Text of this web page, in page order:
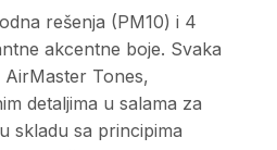
rešenja (PM10) i 4
akcentne boje. Svaka
Tones,
detaljima u salama za
skladu sa principima